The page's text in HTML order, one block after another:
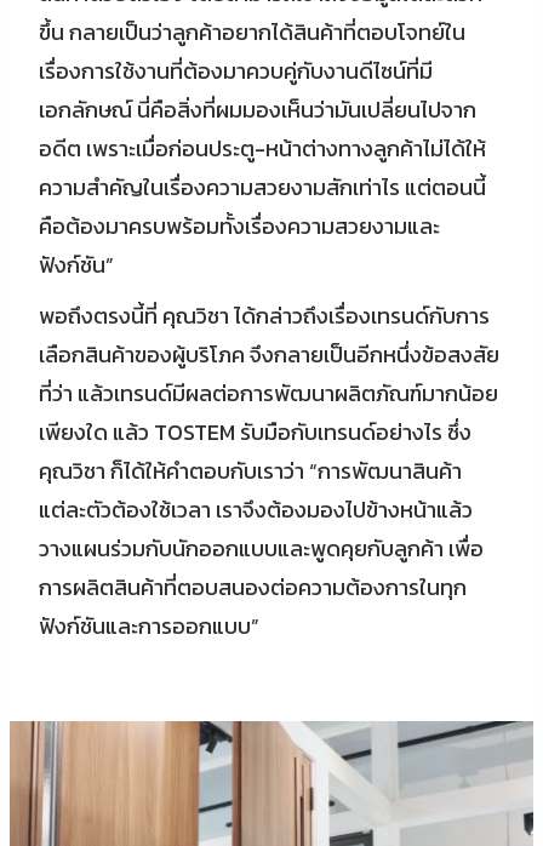
ขึ้น กลายเป็นว่าลูกค้าอยากได้สินค้าที่ตอบโจทย์ใน
เรื่องการใช้งานที่ต้องมาควบคู่กับงานดีไซน์ที่มี
เอกลักษณ์ นี่คือสิ่งที่ผมมองเห็นว่ามันเปลี่ยนไปจาก
อดีต เพราะเมื่อก่อนประตู-หน้าต่างทางลูกค้าไม่ได้ให้
ความสำคัญในเรื่องความสวยงามสักเท่าไร แต่ตอนนี้
คือต้องมาครบพร้อมทั้งเรื่องความสวยงามและ
ฟังก์ชัน”
พอถึงตรงนี้ที่ คุณวิชา ได้กล่าวถึงเรื่องเทรนด์กับการ
เลือกสินค้าของผู้บริโภค จึงกลายเป็นอีกหนึ่งข้อสงสัย
ที่ว่า แล้วเทรนด์มีผลต่อการพัฒนาผลิตภัณฑ์มากน้อย
เพียงใด แล้ว TOSTEM รับมือกับเทรนด์อย่างไร ซึ่ง
คุณวิชา ก็ได้ให้คำตอบกับเราว่า “การพัฒนาสินค้า
แต่ละตัวต้องใช้เวลา เราจึงต้องมองไปข้างหน้าแล้ว
วางแผนร่วมกับนักออกแบบและพูดคุยกับลูกค้า เพื่อ
การผลิตสินค้าที่ตอบสนองต่อความต้องการในทุก
ฟังก์ชันและการออกแบบ”